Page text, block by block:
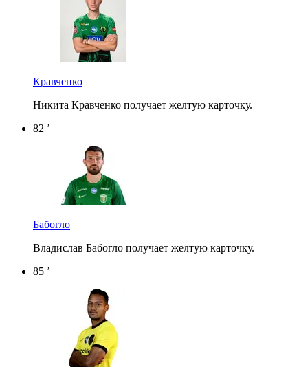
Кравченко
Никита Кравченко получает желтую карточку.
82 ’
Бабогло
Владислав Бабогло получает желтую карточку.
85 ’